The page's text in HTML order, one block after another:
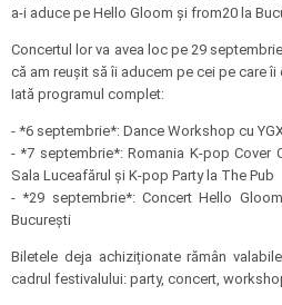
a-i aduce pe Hello Gloom și from20 la
Concertul lor va avea loc pe 29
că am reușit să îi aducem pe cei pe care
Iată programul complet:
- *6 septembrie*: Dance Workshop cu
- *7 septembrie*: Romania K-pop Cover
Sala Luceafărul și K-pop Party la The Pub
- *29 septembrie*: Concert Hello
București
Biletele deja achiziționate rămân
cadrul festivalului: party, concert,